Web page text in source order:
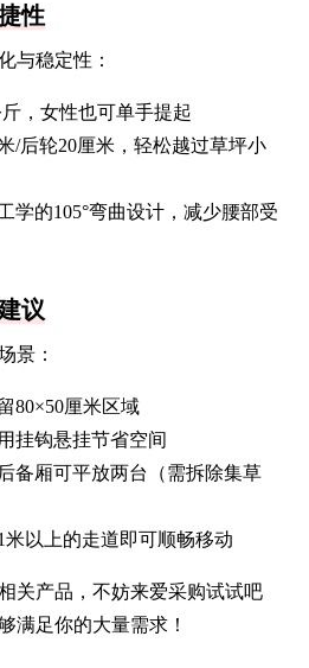
性
与稳定性：
斤，女性也可单手提起
/后轮20厘米，轻松越过草坪小
学的105°弯曲设计，减少腰部受
议
景：
80×50厘米区域
挂钩悬挂节省空间
备厢可平放两台（需拆除集草
以上的走道即可顺畅移动
关产品，不妨来爱采购试试吧
满足你的大量需求！